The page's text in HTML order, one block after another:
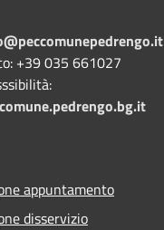
+39 035 661027
appuntamento
disservizio